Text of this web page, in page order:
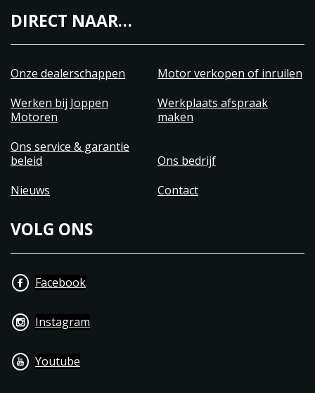
DIRECT NAAR…
Onze dealerschappen
Motor verkopen of inruilen
Werken bij Joppen
Motoren
Werkplaats afspraak
maken
Ons service & garantie
beleid
Ons bedrijf
Nieuws
Contact
VOLG ONS
Facebook
Instagram
Youtube